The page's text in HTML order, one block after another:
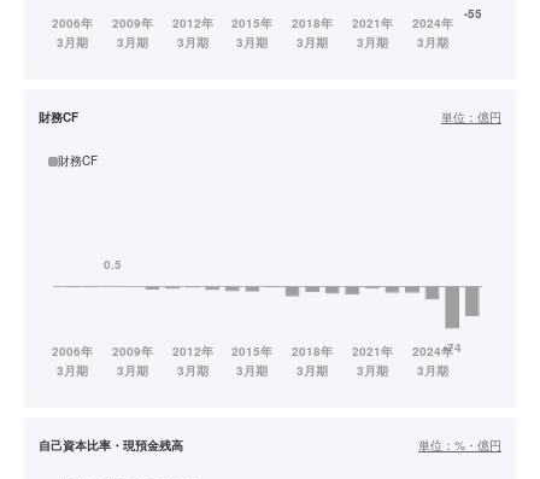
財務CF 単位： 億円
財務CF
自己資本比率・現預金残高 単位： %・億円